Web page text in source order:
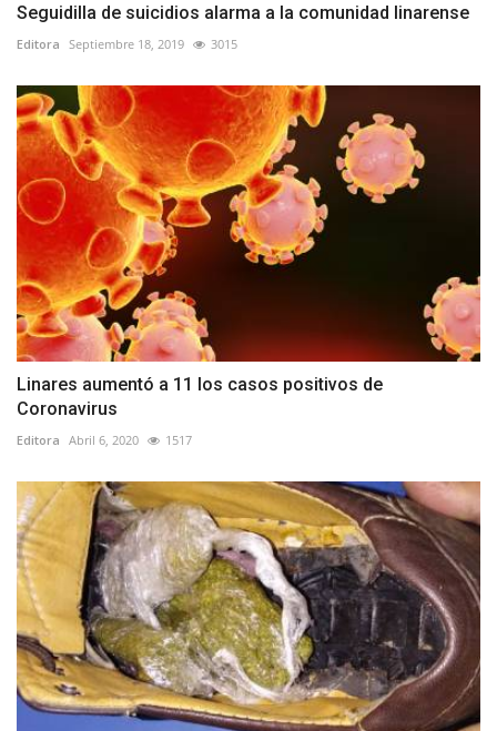
Seguidilla de suicidios alarma a la comunidad linarense
Editora Septiembre 18, 2019 3015
Linares aumentó a 11 los casos positivos de
Coronavirus
Editora Abril 6, 2020 1517